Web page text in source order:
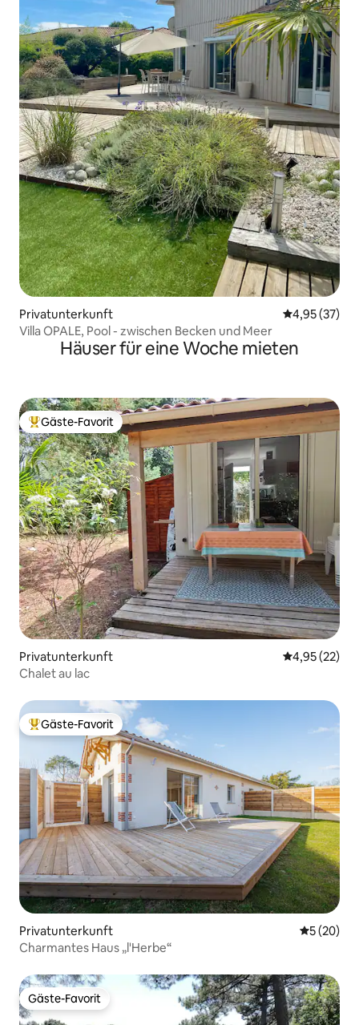
Privatunterkunft
4,95 (37)
Villa OPALE, Pool - zwischen Becken und Meer
Häuser für eine Woche mieten
Beliebter Gäste-Favorit.
Gäste-Favorit
Privatunterkunft
4,95 (22)
Chalet au lac
Beliebter Gäste-Favorit.
Gäste-Favorit
Privatunterkunft
5 (20)
Charmantes Haus „l'Herbe“
Gäste-Favorit
Gäste-Favorit